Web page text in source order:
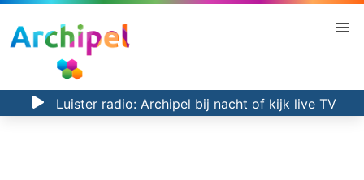
Luister radio: Archipel bij nacht of kijk live TV